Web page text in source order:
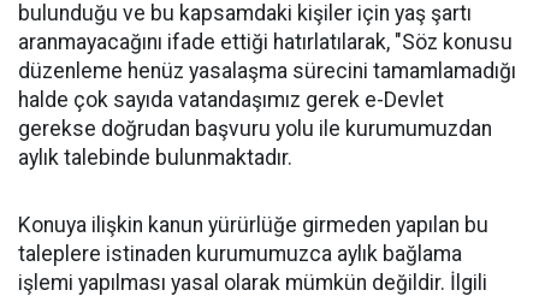
bulunduğu ve bu kapsamdaki kişiler için yaş şartı
aranmayacağını ifade ettiği hatırlatılarak, "Söz konusu
düzenleme henüz yasalaşma sürecini tamamlamadığı
halde çok sayıda vatandaşımız gerek e-Devlet
gerekse doğrudan başvuru yolu ile kurumumuzdan
aylık talebinde bulunmaktadır.
Konuya ilişkin kanun yürürlüğe girmeden yapılan bu
taleplere istinaden kurumumuzca aylık bağlama
işlemi yapılması yasal olarak mümkün değildir. İlgili